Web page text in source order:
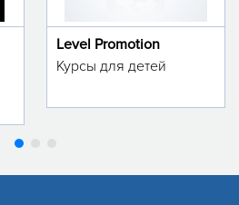
Level Promotion
Курсы для детей